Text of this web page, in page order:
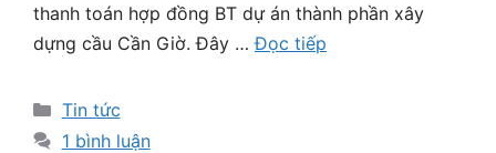
thanh toán hợp đồng BT dự án thành phần xây
dựng cầu Cần Giờ. Đây …Đọc tiếp
Danh
mục
Tin tức
1 bình luận